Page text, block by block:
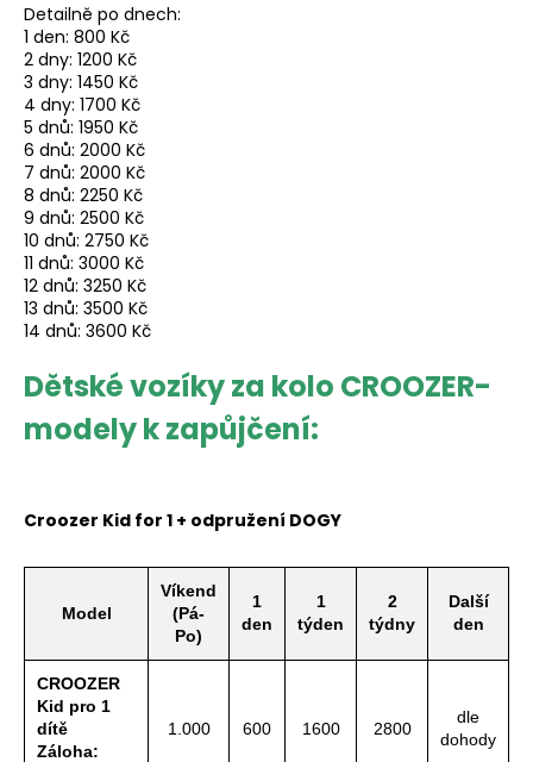
Detailně po dnech:
1 den: 800 Kč
2 dny: 1200 Kč
3 dny: 1450 Kč
4 dny: 1700 Kč
5 dnů: 1950 Kč
6 dnů: 2000 Kč
7 dnů: 2000 Kč
8 dnů: 2250 Kč
9 dnů: 2500 Kč
10 dnů: 2750 Kč
11 dnů: 3000 Kč
12 dnů: 3250 Kč
13 dnů: 3500 Kč
14 dnů: 3600 Kč
Dětské vozíky za kolo CROOZER-
modely k zapůjčení:
Croozer Kid for 1 + odpružení DOGY
Model
Víkend
(Pá-
Po)
1
den
1
týden
2
týdny
Další
den
CROOZER
Kid pro 1
dítě
Záloha:
1.000 600 1600 2800
dle
dohody